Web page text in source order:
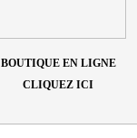
BOUTIQUE EN LIGNE
CLIQUEZ ICI